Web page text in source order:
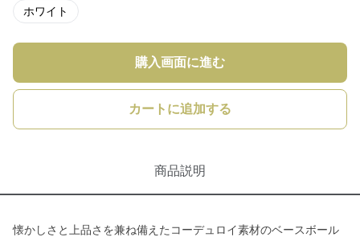
ホワイト
購入画面に進む
カートに追加する
商品説明
懐かしさと上品さを兼ね備えたコーデュロイ素材のベースボール